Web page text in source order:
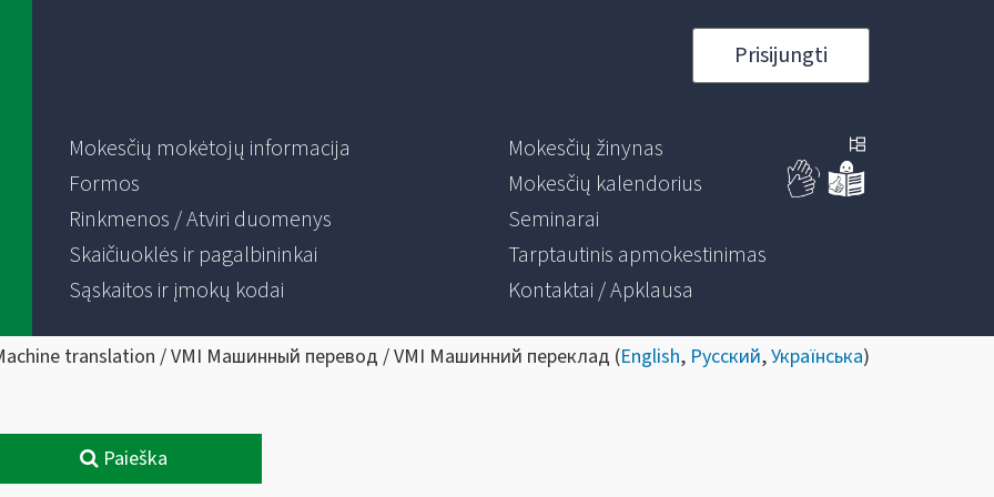
Prisijungti
Mokesčių mokėtojų informacija
Formos
Rinkmenos / Atviri duomenys
Skaičiuoklės ir pagalbininkai
Sąskaitos ir įmokų kodai
Mokesčių žinynas
Mokesčių kalendorius
Seminarai
Tarptautinis apmokestinimas
Kontaktai / Apklausa
translation / VMI Машинный перевод / VMI Машинний переклад (English, Русский,Українська)
Paieška